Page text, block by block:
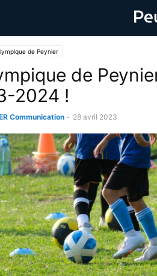
de Peynier
de
2024 !
Communication - 28 avril 2023